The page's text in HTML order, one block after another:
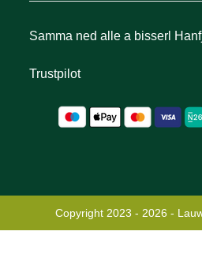
Samma ned alle a bisserl
Trustpilot
Copyright 2023 - 2026 -